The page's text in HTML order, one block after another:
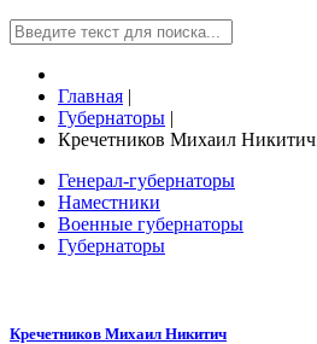
Главная |
Губернаторы |
Кречетников Михаил Никитич
Генерал-губернаторы
Наместники
Военные губернаторы
Губернаторы
Кречетников Михаил Никитич